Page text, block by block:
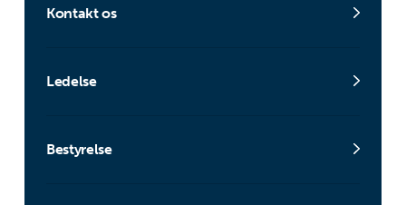
Kontakt os
Ledelse
Bestyrelse